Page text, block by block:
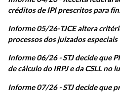
créditos de IPI prescritos para
Informe 05/26 -TJCE altera
processos dos juizados especiais
Informe 06/26 - STJ decide que
de cálculo do IRPJ e da CSLL no
Informe 07/26 - STJ decide que